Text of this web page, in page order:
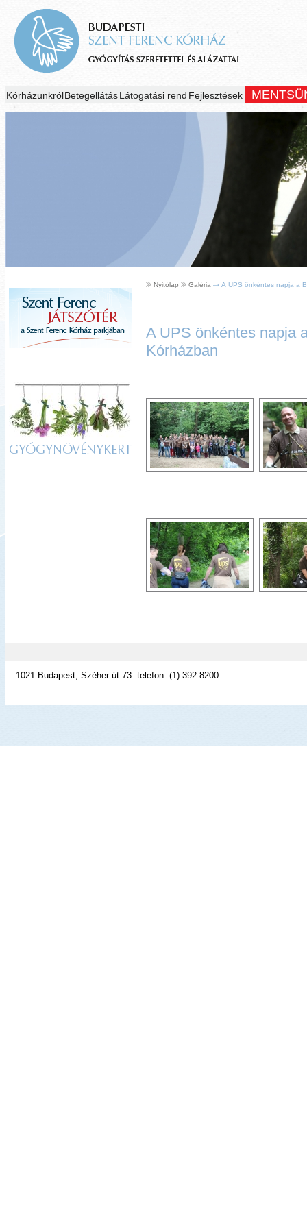
KórházunkrólBetegellátásLátogatási rend Fejlesztések
GYÓGYNÖVÉNYKERT
Nyitólap Galéria A UPS önkéntes napja a
A UPS önkéntes napja
Kórházban
1021 Budapest, Széher út 73. telefon: (1) 392 8200